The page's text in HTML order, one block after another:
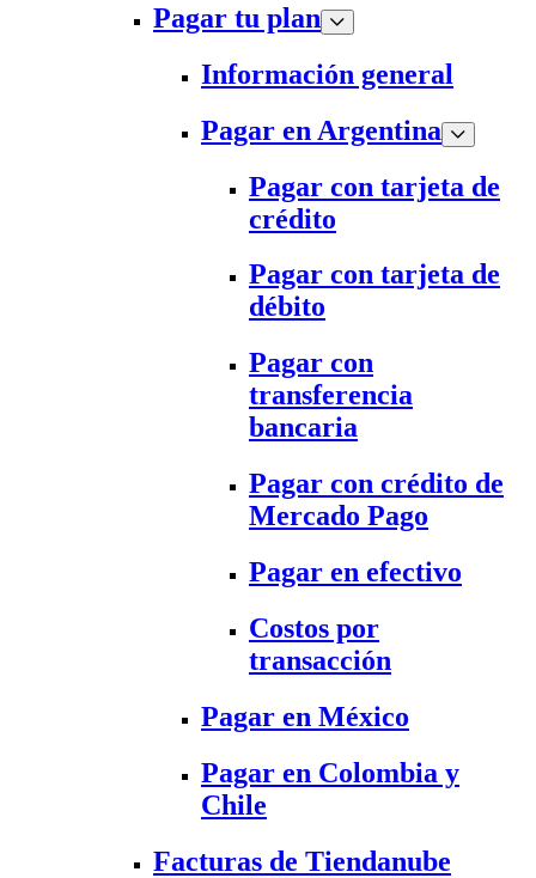
Pagar tu plan
Información general
Pagar en Argentina
Pagar con tarjeta de
crédito
Pagar con tarjeta de
débito
Pagar con
transferencia
bancaria
Pagar con crédito de
Mercado Pago
Pagar en efectivo
Costos por
transacción
Pagar en México
Pagar en Colombia y
Chile
Facturas de Tiendanube